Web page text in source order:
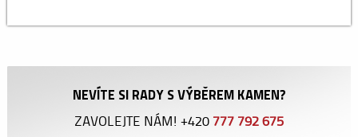
NEVÍTE SI RADY S VÝBĚREM KAMEN?
ZAVOLEJTE NÁM! +420 777 792 675